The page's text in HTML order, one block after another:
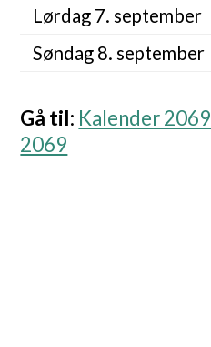
Lørdag 7. september
Søndag 8. september
Gå til: Kalender 2069
2069